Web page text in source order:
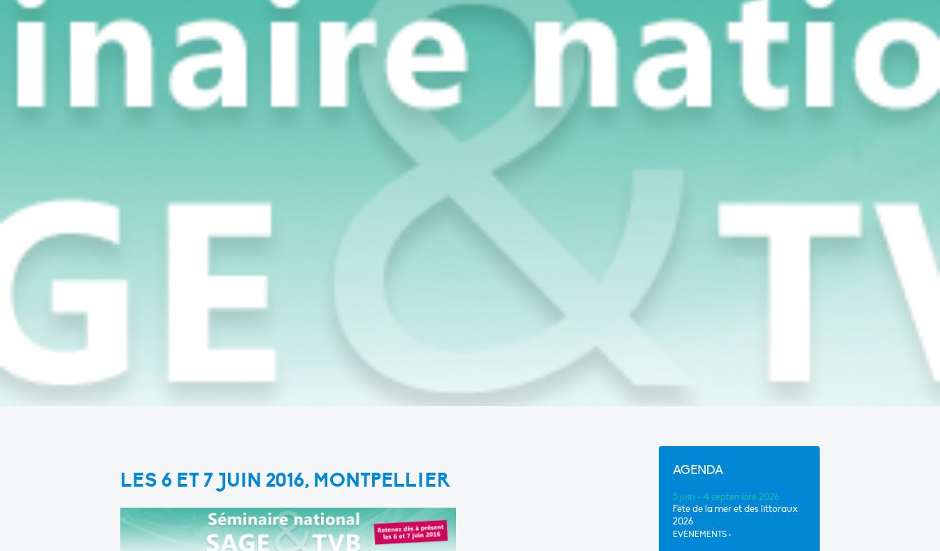
LES 6 ET 7 JUIN 2016, MONTPELLIER AGENDA
5 juin - 4 septembre 2026
Fête de la mer et des littoraux
2026
EVÈNEMENTS •